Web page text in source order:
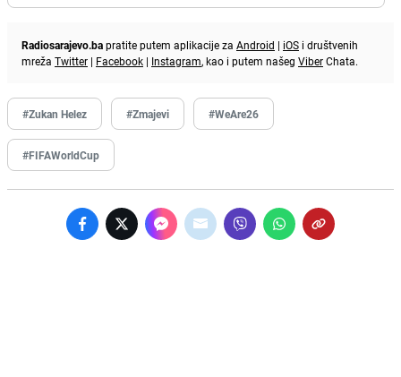
Radiosarajevo.bapratite putem aplikacije za Android | iOS i društvenih
mreža Twitter | Facebook | Instagram, kao i putem našeg ViberChata.
#Zukan Helez #Zmajevi #WeAre26
#FIFAWorldCup